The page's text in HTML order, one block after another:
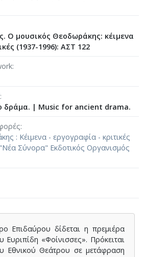
Ο μουσικός Θεοδωράκης: κέιμενα
(1937-1996): ΑΣΤ 122
δράμα. | Music for ancient drama.
: Κέιμενα - εργογραφία - κριτικές
Σύνορα" Εκδοτικός Οργανισμός
Επιδαύρου δίδεται η πρεμιέρα
Ευριπίδη «Φοίνισσες». Πρόκειται
Εθνικού Θεάτρου σε μετάφραση